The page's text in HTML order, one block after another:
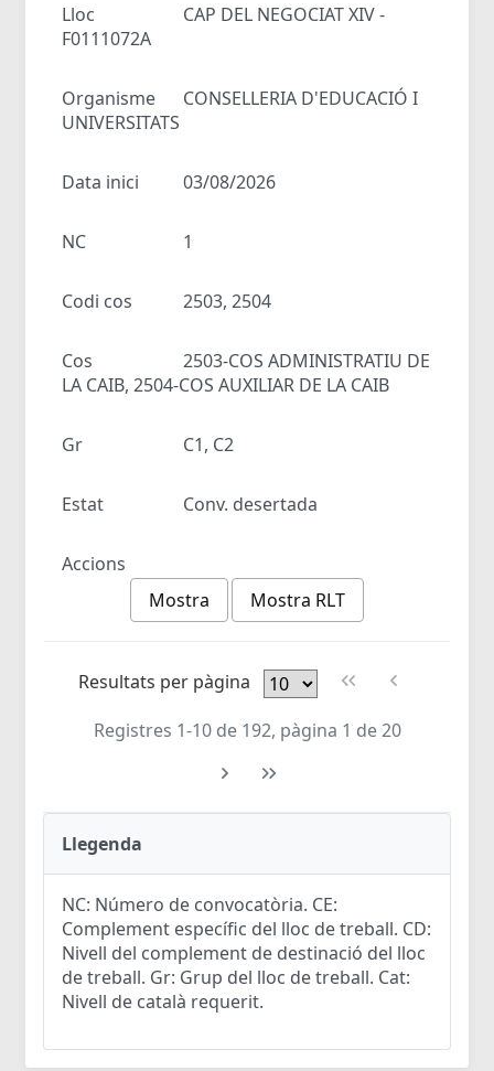
Lloc
CAP DEL NEGOCIAT XIV -
F0111072A
Organisme
CONSELLERIA D'EDUCACIÓ I
UNIVERSITATS
Data inici 03/08/2026
NC 1
Codi cos 2503, 2504
Cos
2503-COS ADMINISTRATIU DE
LA CAIB, 2504-COS AUXILIAR DE LA CAIB
Gr C1, C2
Estat Conv. desertada
Accions
Mostra
Mostra RLT
Resultats per pàgina
Registres 1-10 de 192, pàgina 1 de 20
Llegenda
NC: Número de convocatòria. CE:
Complement específic del lloc de treball. CD:
Nivell del complement de destinació del lloc
de treball. Gr: Grup del lloc de treball. Cat:
Nivell de català requerit.